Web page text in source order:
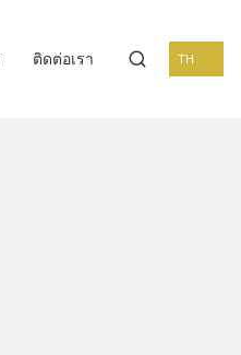
ติดต่อเรา TH